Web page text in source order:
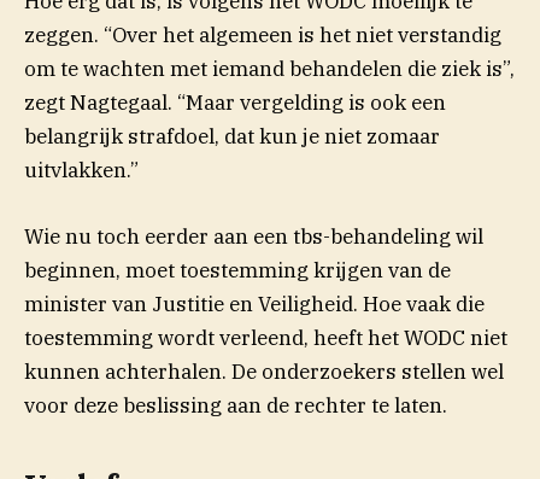
zeggen. “Over het algemeen is het niet verstandig
om te wachten met iemand behandelen die ziek is”,
zegt Nagtegaal. “Maar vergelding is ook een
belangrijk strafdoel, dat kun je niet zomaar
uitvlakken.”
Wie nu toch eerder aan een tbs-behandeling wil
beginnen, moet toestemming krijgen van de
minister van Justitie en Veiligheid. Hoe vaak die
toestemming wordt verleend, heeft het WODC niet
kunnen achterhalen. De onderzoekers stellen wel
voor deze beslissing aan de rechter te laten.